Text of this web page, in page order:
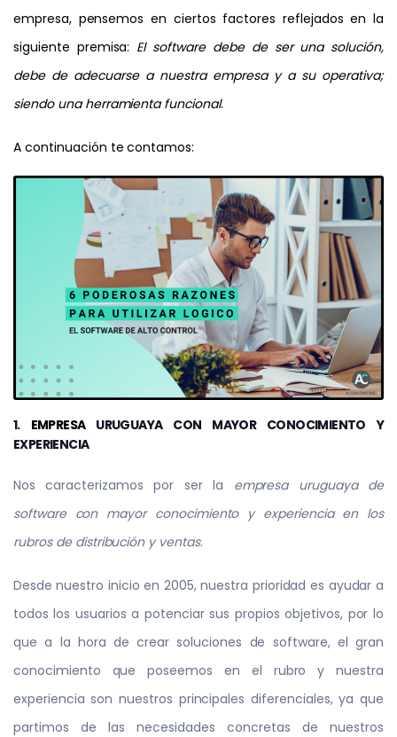
empresa, pensemos en ciertos factores reflejados en la
siguiente premisa: El software debe de ser una solución,
debe de adecuarse a nuestra empresa y a su operativa;
siendo una herramienta funcional.
A continuación te contamos:
1. EMPRESAURUGUAYA CON MAYOR CONOCIMIENTO Y
EXPERIENCIA
Nos caracterizamos por ser la empresa uruguaya de
software con mayor conocimiento y experiencia en los
rubros de distribución y ventas.
Desde nuestro inicio en 2005, nuestra prioridad es ayudar a
todos los usuarios a potenciar sus propios objetivos, por lo
que a la hora de crear soluciones de software, el gran
conocimiento que poseemos en el rubro y nuestra
experiencia son nuestros principales diferenciales, ya que
partimos de las necesidades concretas de nuestros